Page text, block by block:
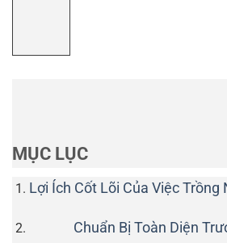
MỤC LỤC
Lợi Ích Cốt Lõi Của Việc Trồng
Chuẩn Bị Toàn Diện